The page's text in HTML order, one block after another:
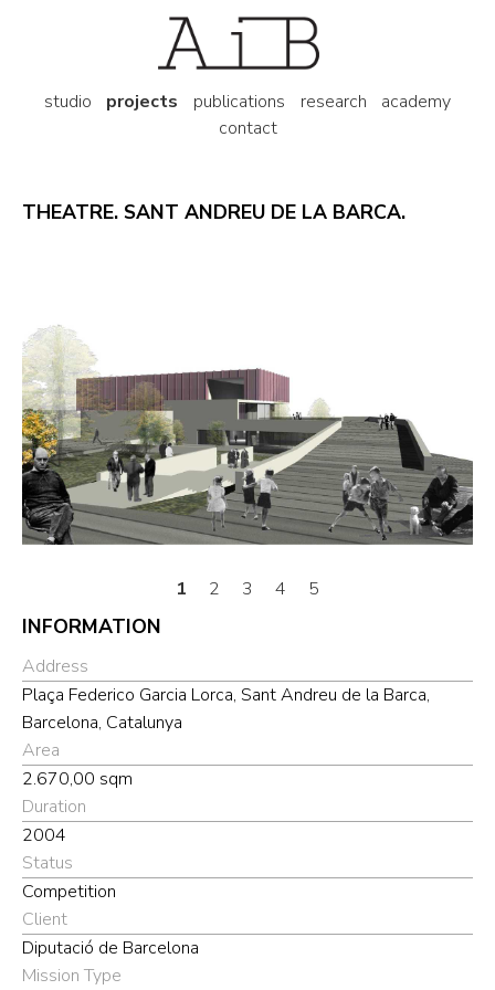
studio projects publications research
academy
contact
THEATRE. SANT ANDREU DE LA BARCA.
1 2 3 4 5
INFORMATION
Address
Plaça Federico Garcia Lorca, Sant Andreu de la Barca,
Barcelona, Catalunya
Area
2.670,00 sqm
Duration
2004
Status
Competition
Client
Diputació de Barcelona
Mission Type